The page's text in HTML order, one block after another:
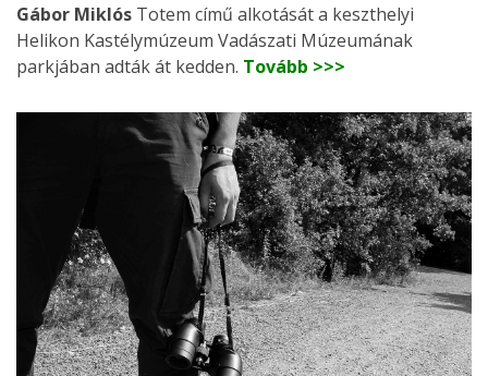
Gábor Miklós Totem című alkotását a keszthelyi
Helikon Kastélymúzeum Vadászati Múzeumának
parkjában adták át kedden. Tovább >>>